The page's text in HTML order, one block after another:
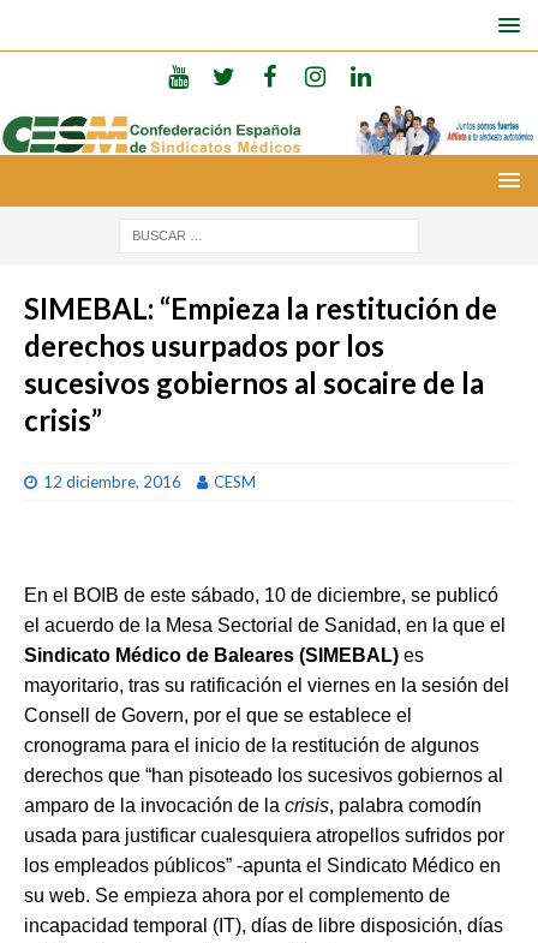
SIMEBAL: “Empieza la restitución de
derechos usurpados por los
sucesivos gobiernos al socaire de la
crisis”
12 diciembre, 2016 CESM
En el BOIB de este sábado, 10 de diciembre, se publicó
el acuerdo de la Mesa Sectorial de Sanidad, en la que el
Sindicato Médico de Baleares (SIMEBAL) es
mayoritario, tras su ratificación el viernes en la sesión del
Consell de Govern, por el que se establece el
cronograma para el inicio de la restitución de algunos
derechos que “han pisoteado los sucesivos gobiernos al
amparo de la invocación de la crisis, palabra comodín
usada para justificar cualesquiera atropellos sufridos por
los empleados públicos” -apunta el Sindicato Médico en
su web. Se empieza ahora por el complemento de
incapacidad temporal (IT), días de libre disposición, días